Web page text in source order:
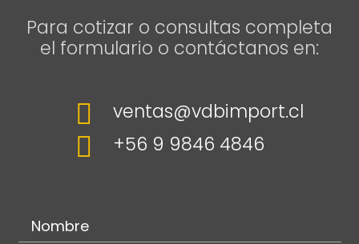
Para cotizar o consultas completa
el formulario o contáctanos en:
 ventas@vdbimport.cl
 +56 9 9846 4846